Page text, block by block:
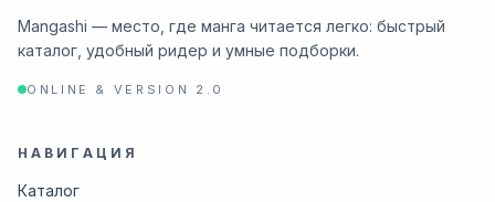
Mangashi — место, где манга читается легко: быстрый
каталог, удобный ридер и умные подборки.
ONLINE & VERSION 2.0
НАВИГАЦИЯ
Каталог